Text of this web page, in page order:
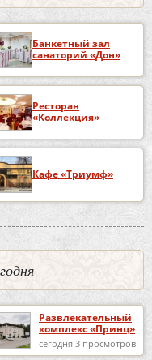
Банкетный зал
санаторий «Дон»
Ресторан
«Коллекция»
Кафе «Триумф»
Развлекательный
комплекс «Принц»
сегодня 3 просмотров